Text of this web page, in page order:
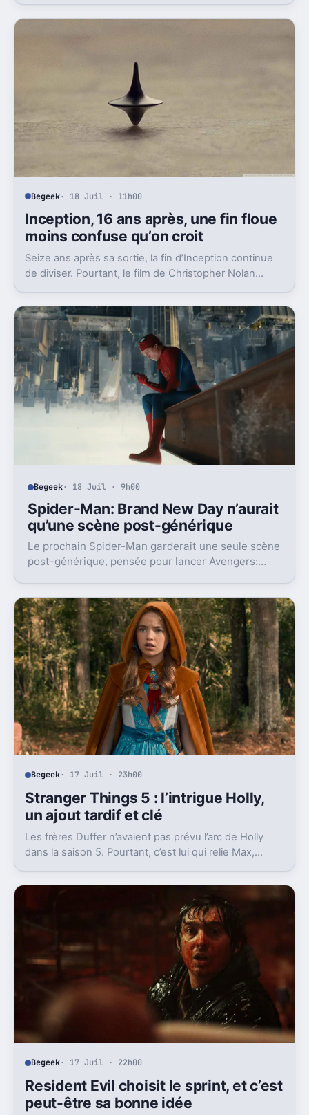
Begeek· 18 Juil · 11h00
Inception, 16 ans après, une fin floue
moins confuse qu’on croit
Seize ans après sa sortie, la fin d’Inception continue
de diviser. Pourtant, le film de Christopher Nolan
Begeek· 18 Juil · 9h00
Spider-Man: Brand New Day n’aurait
qu’une scène post-générique
Le prochain Spider-Man garderait une seule scène
post-générique, pensée pour lancer Avengers:
Begeek· 17 Juil · 23h00
Stranger Things 5 : l’intrigue Holly,
un ajout tardif et clé
Les frères Duffer n’avaient pas prévu l’arc de Holly
dans la saison 5. Pourtant, c’est lui qui relie Max,
Begeek· 17 Juil · 22h00
Resident Evil choisit le sprint, et c’est
peut-être sa bonne idée